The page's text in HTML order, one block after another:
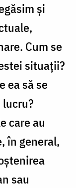
şi
Cum se
situaţii?
ea să se
lucru?
care au
în general,
sau